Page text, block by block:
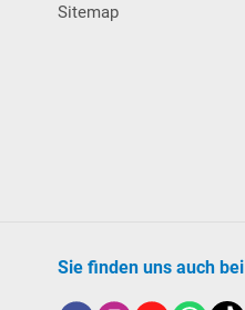
Sitemap
Sie finden uns auch bei